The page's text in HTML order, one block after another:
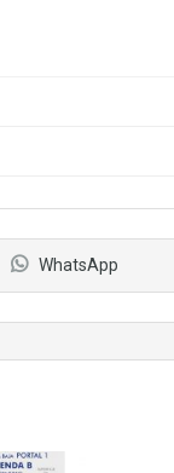
WhatsApp